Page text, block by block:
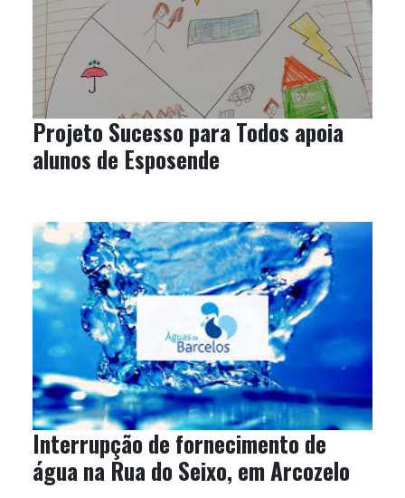
Projeto Sucesso para Todos apoia
alunos de Esposende
Interrupção de fornecimento de
água na Rua do Seixo, em Arcozelo